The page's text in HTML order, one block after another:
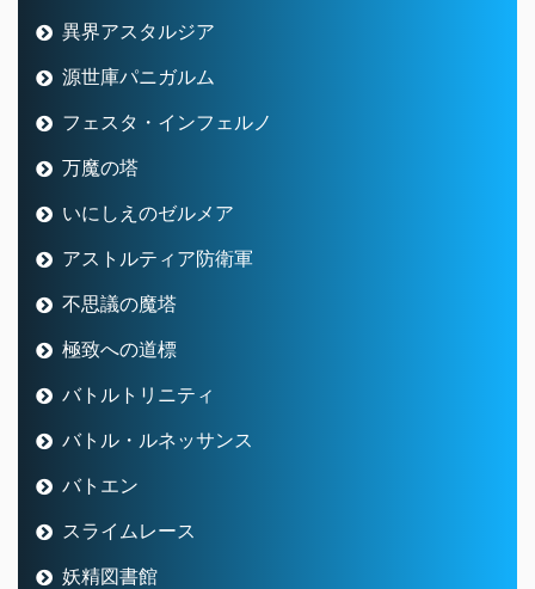
異界アスタルジア
源世庫パニガルム
フェスタ・インフェルノ
万魔の塔
いにしえのゼルメア
アストルティア防衛軍
不思議の魔塔
極致への道標
バトルトリニティ
バトル・ルネッサンス
バトエン
スライムレース
妖精図書館